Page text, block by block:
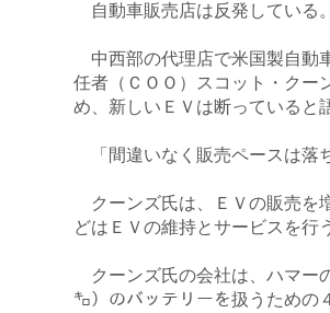
自動車販売店は反発している。
中西部の代理店で米国製自動
任者（ＣＯＯ）スコット・クー
め、新しいＥＶは断っていると
「間違いなく販売ペースは落
クーンズ氏は、ＥＶの販売を
どはＥＶの維持とサービスを行
クーンズ氏の会社は、ハマー
㌔）のバッテリーを扱うための